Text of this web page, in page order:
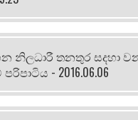
නිලධාරී තනතුර සදහා
- 2016.06.06